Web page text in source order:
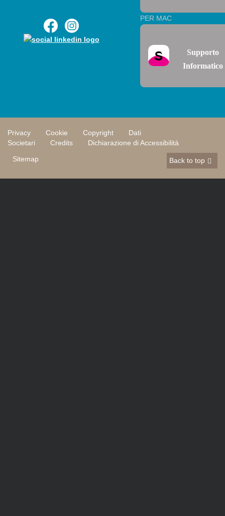
PER MAC
Supporto
Informatico
Privacy Cookie Copyright
Dati
Societari
Credits
Dichiarazione di Accessibilità
Sitemap
Back to top